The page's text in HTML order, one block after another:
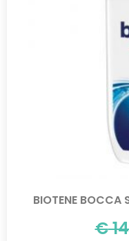
BIOTENE BOCCA
€